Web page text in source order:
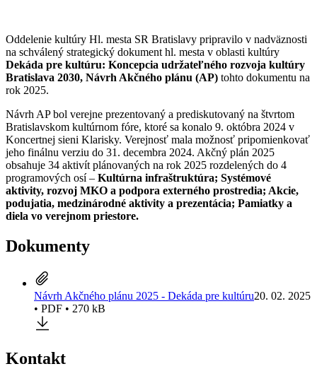
Oddelenie kultúry Hl. mesta SR Bratislavy pripravilo v nadväznosti
na schválený strategický dokument hl. mesta v oblasti kultúry
Dekáda pre kultúru: Koncepcia udržateľného rozvoja kultúry
Bratislava 2030, Návrh Akčného plánu (AP) tohto dokumentu na
rok 2025.
Návrh AP bol verejne prezentovaný a prediskutovaný na štvrtom
Bratislavskom kultúrnom fóre, ktoré sa konalo 9. októbra 2024 v
Koncertnej sieni Klarisky. Verejnosť mala možnosť pripomienkovať
jeho finálnu verziu do 31. decembra 2024. Akčný plán 2025
obsahuje 34 aktivít plánovaných na rok 2025 rozdelených do 4
programových osí – Kultúrna infraštruktúra; Systémové
aktivity, rozvoj MKO a podpora externého prostredia; Akcie,
podujatia, medzinárodné aktivity a prezentácia; Pamiatky a
diela vo verejnom priestore.
Dokumenty
Návrh Akčného plánu 2025 - Dekáda pre kultúru20. 02. 2025
• PDF • 270 kB
Kontakt